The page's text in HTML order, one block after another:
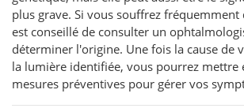
plus grave. Si vous souffrez
est conseillé de consulter un
déterminer l'origine. Une fois la cause de
la lumière identifiée, vous pourrez mettre
mesures préventives pour gérer vos